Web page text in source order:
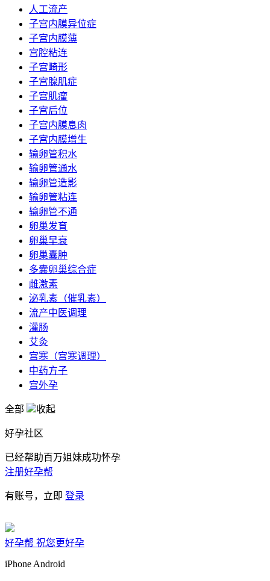
人工流产
子宫内膜异位症
子宫内膜薄
宫腔粘连
子宫畸形
子宫腺肌症
子宫肌瘤
子宫后位
子宫内膜息肉
子宫内膜增生
输卵管积水
输卵管通水
输卵管造影
输卵管粘连
输卵管不通
卵巢发育
卵巢早衰
卵巢囊肿
多囊卵巢综合症
雌激素
泌乳素（催乳素）
流产中医调理
灌肠
艾灸
宫寒（宫寒调理）
中药方子
宫外孕
全部 收起
好孕社区
已经帮助百万姐妹成功怀孕
注册好孕帮
有账号，立即 登录
好孕帮 祝您更好孕
iPhone Android